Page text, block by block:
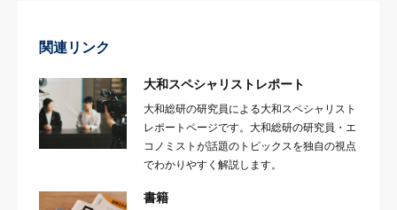
関連リンク
大和スペシャリストレポート
大和総研の研究員による大和スペシャリスト
レポートページです。大和総研の研究員・エ
コノミストが話題のトピックスを独自の視点
でわかりやすく解説します。
書籍